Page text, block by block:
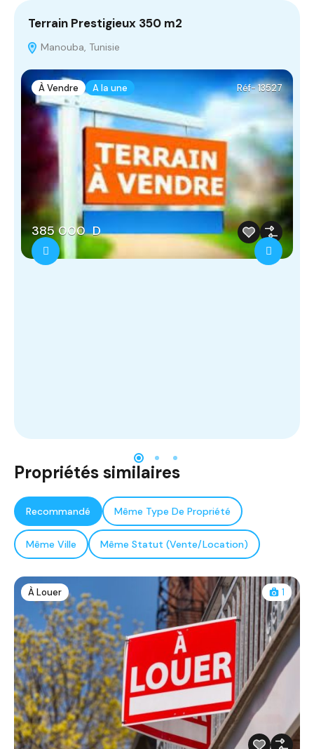
Terrain Prestigieux 350 m2
‫‪Manouba, Tunisie
À Vendre A la une Réf- 13527
385 000 D
Propriétés similaires
Recommandé Même Type De Propriété
Même Ville Même Statut (Vente/Location)
À Louer 1